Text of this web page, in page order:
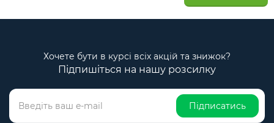
Хочете бути в курсі всіх акцій та знижок?
Підпишіться на нашу розсилку
Підписатись